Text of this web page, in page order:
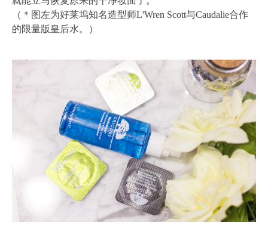
（＊图左为好莱坞知名造型师L'Wren Scott与Caudalie合作
的限量版皇后水。）